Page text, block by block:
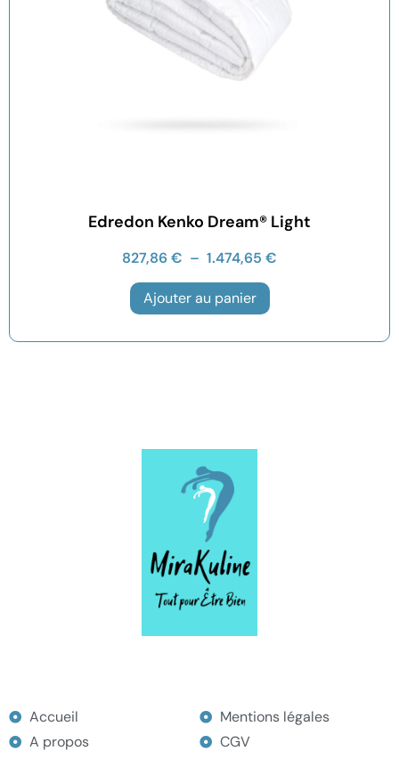
Edredon Kenko Dream® Light
827,86€ – 1.474,65 €
Ajouter au panier
Accueil
A propos
Mentions légales
CGV